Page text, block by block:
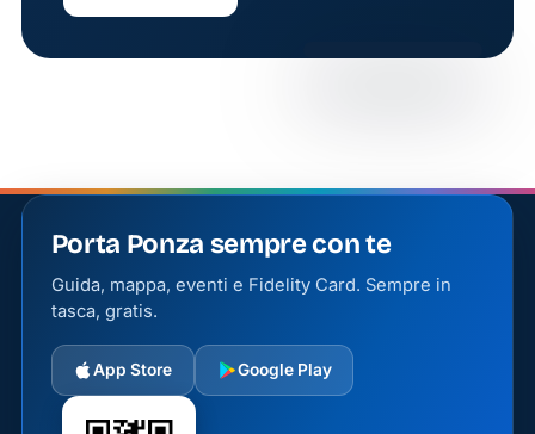
Porta Ponza sempre con te
Guida, mappa, eventi e Fidelity Card. Sempre in
tasca, gratis.
App Store Google Play